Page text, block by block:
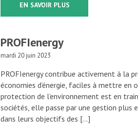
EN SAVOIR PLUS
PROFIenergy
mardi 20 juin 2023
PROFIenergy contribue activement à la
économies d’énergie, faciles à mettre
protection de l’environnement est en
sociétés, elle passe par une gestion plus
dans leurs objectifs des […]